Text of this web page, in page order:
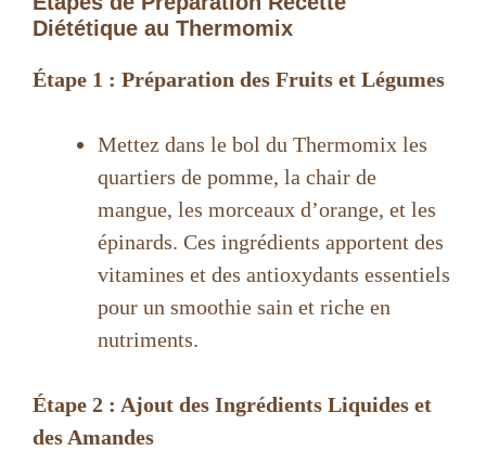
Diététique au Thermomix
Étape 1 : Préparation des Fruits et Légumes
Mettez dans le bol du Thermomix les
quartiers de pomme, la chair de
mangue, les morceaux d’orange, et les
épinards. Ces ingrédients apportent des
vitamines et des antioxydants essentiels
pour un smoothie sain et riche en
nutriments.
Étape 2 : Ajout des Ingrédients Liquides et
des Amandes